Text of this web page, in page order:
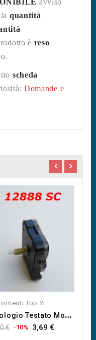
avviso
quantità
è reso
scheda
Domande e
Top Yt
O
Rologio Testato Movimento...
€ -10% 3,69 €